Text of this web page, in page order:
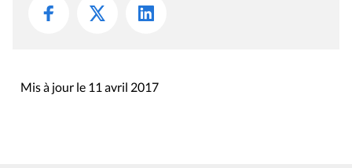
Mis à jour le 11 avril 2017